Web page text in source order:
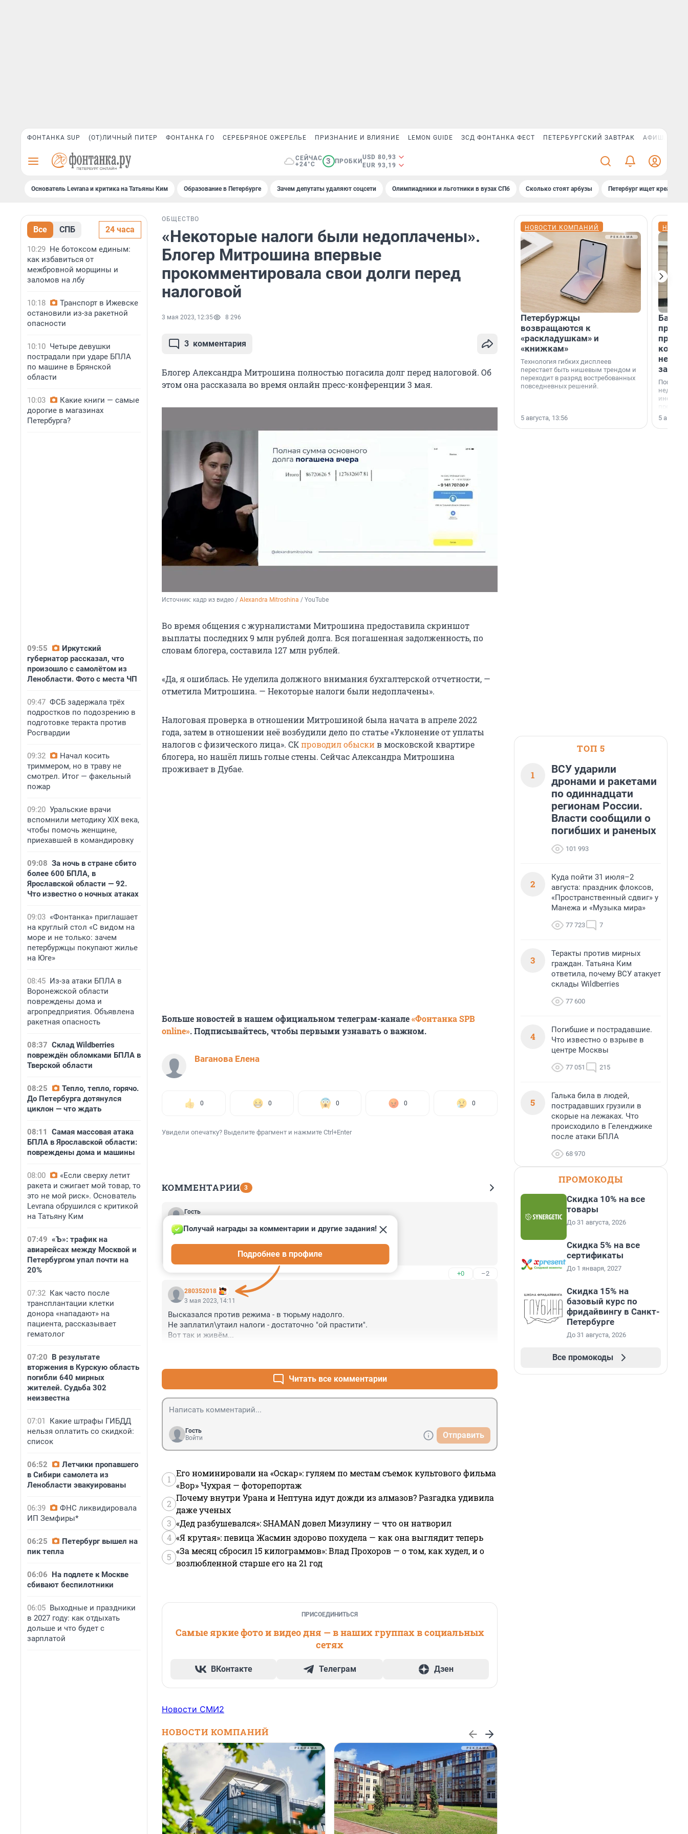
ФОНТАНКА SUP (ОТ)ЛИЧНЫЙ ПИТЕР ФОНТАНКА ГО СЕРЕБРЯНОЕ ОЖЕРЕЛЬЕ ПРИЗНАНИЕ И ВЛИЯНИЕ LEMON GUIDE ЗСД ФОНТАНКА ФЕСТ ПЕТЕРБУРГСКИЙ ЗАВТРАК АФИША PLUS
СЕЙЧАС
+24°C
3 ПРОБКИ
USD 80,93
EUR 93,19
Основатель Levrana и критика на Татьяны Ким Образование в Петербурге Зачем депутаты удаляют соцсети Олимпиадники и льготники в вузах СПб Сколько стоят арбузы Петербург ищет креатив
Все СПБ 24 часа
10:29 Не ботоксом единым:
как избавиться от
межбровной морщины и
заломов на лбу
10:18
Транспорт в Ижевске
остановили из-за ракетной
опасности
10:10 Четыре девушки
пострадали при ударе БПЛА
по машине в Брянской
области
10:03
Какие книги — самые
дорогие в магазинах
Петербурга?
09:55
Иркутский
губернатор рассказал, что
произошло с самолётом из
Ленобласти. Фото с места ЧП
09:47 ФСБ задержала трёх
подростков по подозрению в
подготовке теракта против
Росгвардии
09:32
Начал косить
триммером, но в траву не
смотрел. Итог — факельный
пожар
09:20 Уральские врачи
вспомнили методику XIX века,
чтобы помочь женщине,
приехавшей в командировку
09:08 За ночь в стране сбито
более 600 БПЛА, в
Ярославской области — 92.
Что известно о ночных атаках
09:03 «Фонтанка» приглашает
на круглый стол «С видом на
море и не только: зачем
петербуржцы покупают жилье
на Юге»
08:45 Из-за атаки БПЛА в
Воронежской области
повреждены дома и
агропредприятия. Объявлена
ракетная опасность
08:37 Склад Wildberries
повреждён обломками БПЛА в
Тверской области
08:25
Тепло, тепло, горячо.
До Петербурга дотянулся
циклон — что ждать
08:11
Самая массовая атака
БПЛА в Ярославской области:
повреждены дома и машины
08:00
«Если сверху летит
ракета и сжигает мой товар, то
это не мой риск». Основатель
Levrana обрушился с критикой
на Татьяну Ким
07:49 «Ъ»: трафик на
авиарейсах между Москвой и
Петербургом упал почти на
20%
07:32 Как часто после
трансплантации клетки
донора «нападают» на
пациента, рассказывает
гематолог
07:20 В результате
вторжения в Курскую область
погибли 640 мирных
жителей. Судьба 302
неизвестна
07:01
Какие штрафы ГИБДД
нельзя оплатить со скидкой:
список
06:52
Летчики пропавшего
в Сибири самолета из
Ленобласти эвакуированы
06:39
ФНС ликвидировала
ИП Земфиры*
06:25
Петербург вышел на
пик тепла
06:06 На подлете к Москве
сбивают беспилотники
06:05 Выходные и праздники
в 2027 году: как отдыхать
дольше и что будет с
зарплатой
ОБЩЕСТВО
«Некоторые налоги были недоплачены».
Блогер Митрошина впервые
прокомментировала свои долги перед
налоговой
3 мая 2023, 12:35 8 296
3 комментария
Блогер Александра Митрошина полностью погасила долг перед налоговой. Об
этом она рассказала во время онлайн пресс-конференции 3 мая.
Источник: кадр из видео / Alexandra Mitroshina / YouTube
Во время общения с журналистами Митрошина предоставила скриншот
выплаты последних 9 млн рублей долга. Вся погашенная задолженность, по
словам блогера, составила 127 млн рублей.
«Да, я ошиблась. Не уделила должного внимания бухгалтерской отчетности, —
отметила Митрошина. — Некоторые налоги были недоплачены».
Налоговая проверка в отношении Митрошиной была начата в апреле 2022
года, затем в отношении неё возбудили дело по статье «Уклонение от уплаты
налогов с физического лица». СКпроводил обыскив московской квартире
блогера, но нашёл лишь голые стены. Сейчас Александра Митрошина
проживает в Дубае.
Больше новостей в нашем официальном телеграм-канале«Фонтанка SPB
online». Подписывайтесь, чтобы первыми узнавать о важном.
Ваганова Елена
0 0 0 0 0
Увидели опечатку? Выделите фрагмент и нажмите Ctrl+Enter
КОММЕНТАРИИ 3
Гость
Молодец, девушка!
Утерла на форуме Фонтанки многим нищебродам нос.
Сейчас от зависти слюной исходят
+0 –2
280352018
Получай награды за комментарии и другие задания!
Подробнее в профиле
3 мая 2023, 14:11
Высказался против режима - в тюрьму надолго.
Не заплатил\утаил налоги - достаточно "ой прастити".
Вот так и живём...
Читать все комментарии
Гость
Войти
Отправить
1
Его номинировали на «Оскар»: гуляем по местам съемок культового фильма
«Вор» Чухрая — фоторепортаж
2
Почему внутри Урана и Нептуна идут дожди из алмазов? Разгадка удивила
даже ученых
3 «Дед разбушевался»: SHAMAN довел Мизулину — что он натворил
4 «Я крутая»: певица Жасмин здорово похудела — как она выглядит теперь
5
«За месяц сбросил 15 килограммов»: Влад Прохоров — о том, как худел, и о
возлюбленной старше его на 21 год
ПРИСОЕДИНИТЬСЯ
Самые яркие фото и видео дня — в наших группах в социальных
сетях
ВКонтакте Телеграм Дзен
Новости СМИ2
НОВОСТИ КОМПАНИЙ
НОВОСТИ КОМПАНИЙ
Петербуржцы
возвращаются к
«раскладушкам» и
«книжкам»
Технология гибких дисплеев
перестает быть нишевым трендом и
переходит в разряд востребованных
повседневных решений.
5 августа, 13:56
Банк
Покупка
офис,
успех
5
ТОП 5
1
ВСУ ударили
дронами и ракетами
по одиннадцати
регионам России.
Власти сообщили о
погибших и раненых
101 993
2
Куда пойти 31 июля–2
августа: праздник флоксов,
«Пространственный сдвиг» у
Манежа и «Музыка мира»
77 723 7
3
Теракты против мирных
граждан. Татьяна Ким
ответила, почему ВСУ атакует
склады Wildberries
77 600
4
Погибшие и пострадавшие.
Что известно о взрыве в
центре Москвы
77 051 215
5
Галька била в людей,
пострадавших грузили в
скорые на лежаках. Что
происходило в Геленджике
после атаки БПЛА
68 970
ПРОМОКОДЫ
Скидка 10% на все
товары
До 31 августа, 2026
Скидка 5% на все
сертификаты
До 1 января, 2027
Скидка 15% на
базовый курс по
фридайвингу в Санкт-
Петербурге
До 31 августа, 2026
Все промокоды